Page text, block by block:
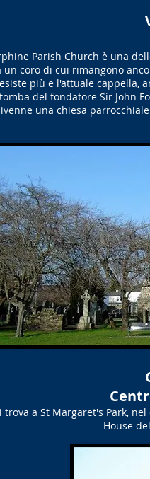
Parish Church è una
un coro di cui rimangono
più e l'attuale cappella,
del fondatore Sir John
una chiesa
trova a St Margaret's Park,
House